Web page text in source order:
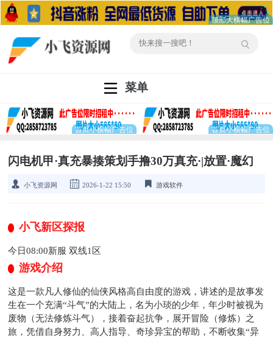
菜单
闪电机甲·真充暴揍策划手撸30万真充·|放置·魔幻
小飞资源网 2026-1-22 15:50 游戏软件
小飞新区探报
今日08:00新服 双线1区
游戏介绍
这是一款凡人修仙的仙侠风格高自由度的游戏，讲述的是故事发
生在一个充满“斗气”的大陆上，名为小琰的少年，年少时被视为
废物（无法修炼斗气），接着奋起抗争，展开冒险（修炼）之
旅，凭借自身努力、高人指导、奇珍异宝的帮助，不断收集“异